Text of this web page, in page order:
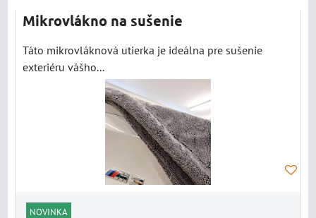
Mikrovlákno na sušenie
Táto mikrovláknová utierka je ideálna pre sušenie
exteriéru vášho...
NOVINKA